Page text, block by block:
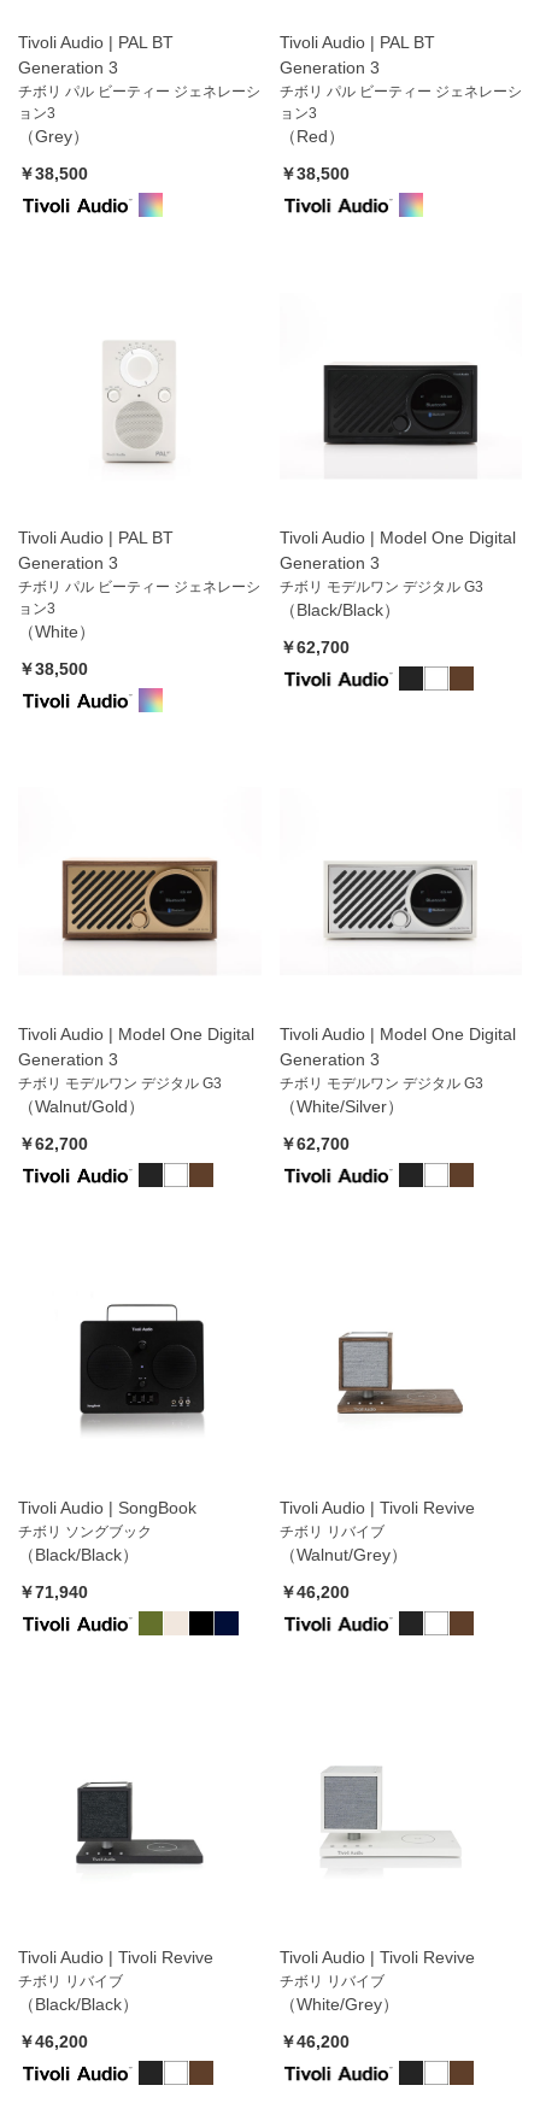
Tivoli Audio | PAL BT
Generation 3
チボリ パル ビーティー ジェネレーシ
ョン3
（Grey）
￥38,500
Tivoli Audio | PAL BT
Generation 3
チボリ パル ビーティー ジェネレーシ
ョン3
（Red）
￥38,500
Tivoli Audio | PAL BT
Generation 3
チボリ パル ビーティー ジェネレーシ
ョン3
（White）
￥38,500
Tivoli Audio | Model One Digital
Generation 3
チボリ モデルワン デジタル G3
（Black/Black）
￥62,700
Tivoli Audio | Model One Digital
Generation 3
チボリ モデルワン デジタル G3
（Walnut/Gold）
￥62,700
Tivoli Audio | Model One Digital
Generation 3
チボリ モデルワン デジタル G3
（White/Silver）
￥62,700
Tivoli Audio | SongBook
チボリ ソングブック
（Black/Black）
￥71,940
Tivoli Audio | Tivoli Revive
チボリ リバイブ
（Walnut/Grey）
￥46,200
Tivoli Audio | Tivoli Revive
チボリ リバイブ
（Black/Black）
￥46,200
Tivoli Audio | Tivoli Revive
チボリ リバイブ
（White/Grey）
￥46,200